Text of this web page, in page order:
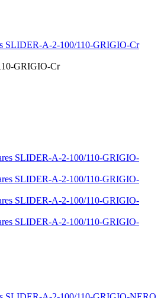
SLIDER-A-2-100/110-GRIGIO-Cr
GRIGIO-Cr